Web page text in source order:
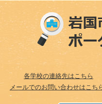
各学校の連絡先はこちら
メールでのお問い合わせはこち